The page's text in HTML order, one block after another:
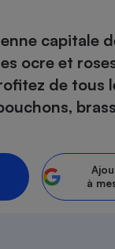
capitale
ocre et
de tous
à
- Ustensile